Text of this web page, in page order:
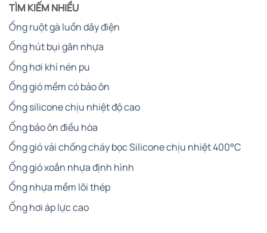
TÌM KIẾM NHIỀU
Ống ruột gà luồn dây điện
Ống hút bụi gân nhựa
Ống hơi khí nén pu
Ống gió mềm có bảo ôn
Ống silicone chịu nhiệt độ cao
Ống bảo ôn điều hòa
Ống gió vải chống cháy bọc Silicone chịu nhiệt 400°C
Ống gió xoắn nhựa định hình
Ống nhựa mềm lõi thép
Ống hơi áp lực cao